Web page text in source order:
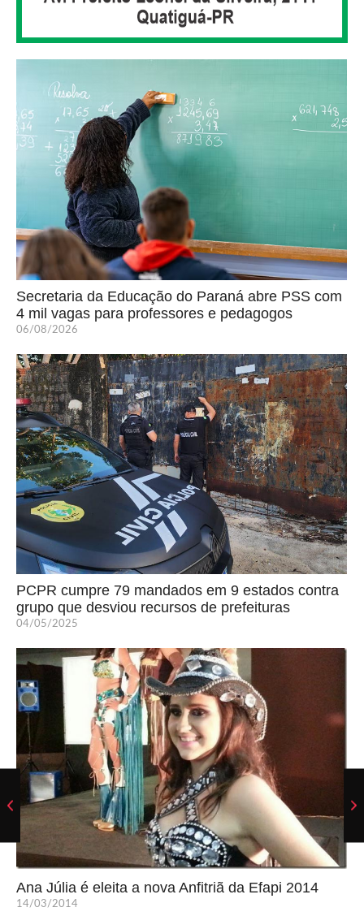
Secretaria da Educação do Paraná abre PSS com
4 mil vagas para professores e pedagogos
06/08/2026
PCPR cumpre 79 mandados em 9 estados contra
grupo que desviou recursos de prefeituras
04/05/2025
Ana Júlia é eleita a nova Anfitriã da Efapi 2014
14/03/2014